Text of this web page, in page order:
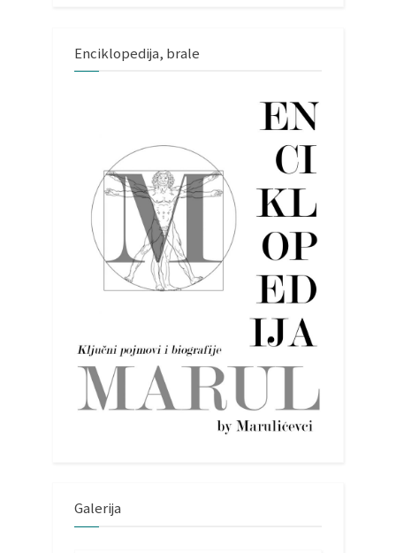
Enciklopedija, brale
Galerija